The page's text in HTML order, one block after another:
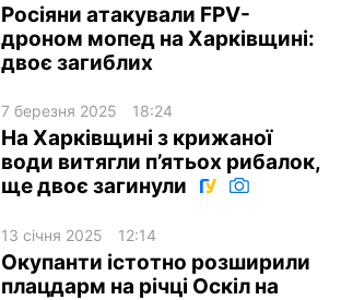
Росіяни атакували FPV-
дроном мопед на Харківщині:
двоє загиблих
7 березня 2025 18:24
На Харківщині з крижаної
води витягли п’ятьох рибалок,
ще двоє загинули
13 січня 2025 12:14
Окупанти істотно розширили
плацдарм на річці Оскіл на